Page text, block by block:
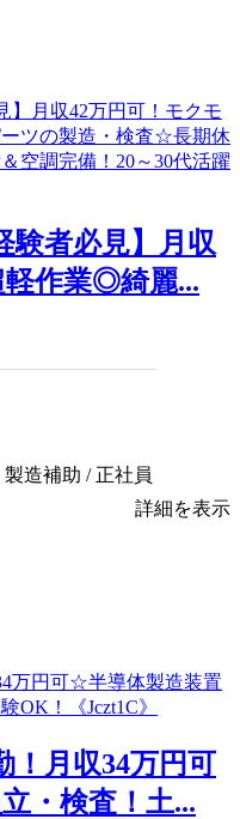
験者必見】月収
軽作業◎綺麗...
造補助 / 正社員
詳細を表示
！月収34万円可
・検査！土...